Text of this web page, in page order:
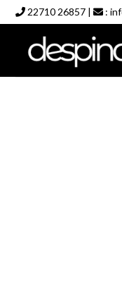
to
content
22710 26857 | :